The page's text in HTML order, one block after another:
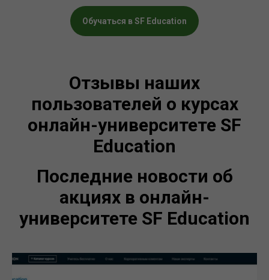
Обучаться в SF Education
Отзывы наших
пользователей о курсах
онлайн-университете SF
Education
Последние новости об
акциях в онлайн-
университете SF Education